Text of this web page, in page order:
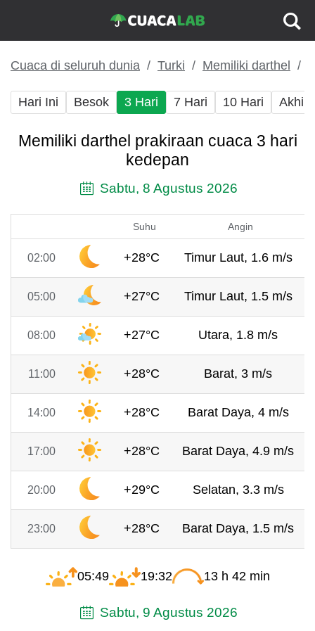
Cuaca di seluruh dunia Turki Memiliki darthel
Hari Ini Besok 3 Hari 7 Hari 10 Hari Akhir
Memiliki darthel prakiraan cuaca 3 hari
kedepan
Sabtu, 8 Agustus 2026
Suhu Angin
02:00 +28°C Timur Laut, 1.6 m/s
05:00 +27°C Timur Laut, 1.5 m/s
08:00 +27°C Utara, 1.8 m/s
11:00 +28°C Barat, 3 m/s
14:00 +28°C Barat Daya, 4 m/s
17:00 +28°C Barat Daya, 4.9 m/s
20:00 +29°C Selatan, 3.3 m/s
23:00 +28°C Barat Daya, 1.5 m/s
05:49 19:32 13 h 42 min
Sabtu, 9 Agustus 2026